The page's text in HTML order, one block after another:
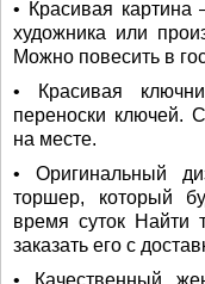
• Красивая картина
художника или
Можно повесить в
• Красивая
переноски ключей.
на месте.
• Оригинальный
торшер, который
время суток Найти
заказать его с
• Качественный